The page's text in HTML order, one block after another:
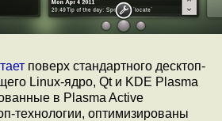
поверх стандартного десктоп-
Linux-ядро, Qt и KDE Plasma
в Plasma Active
технологии, оптимизированы